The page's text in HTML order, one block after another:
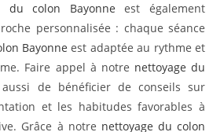
du colon Bayonne est également
personnalisée : chaque séance
Bayonne est adaptée au rythme et
Faire appel à notre nettoyage du
de bénéficier de conseils sur
et les habitudes favorables à
Grâce à notre nettoyage du colon